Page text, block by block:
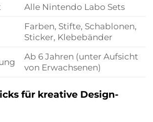
Alle Nintendo Labo Sets
Farben, Stifte, Schablonen,
Sticker, Klebebänder
Ab 6 Jahren (unter Aufsicht
von Erwachsenen)
für kreative Design-